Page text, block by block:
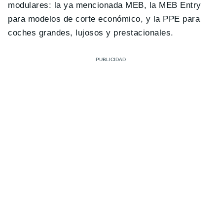
modulares: la ya mencionada MEB, la MEB Entry
para modelos de corte económico, y la PPE para
coches grandes, lujosos y prestacionales.